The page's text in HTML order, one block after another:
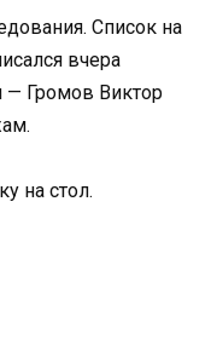
Список на
вчера
— Громов Виктор
на стол.